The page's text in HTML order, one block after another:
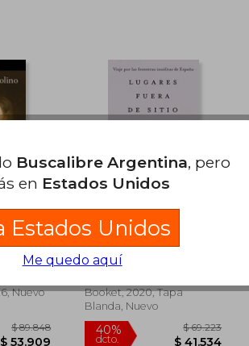
$ 43.481
50%
dcto.
Nuevo
Lugares Fuera de Sitio
Sergio Del Molino
Booket, 2020, Tapa
Blanda, Nuevo
Buscalibre Argentina, pero
en Estados Unidos
Estados Unidos
Me quedo aquí